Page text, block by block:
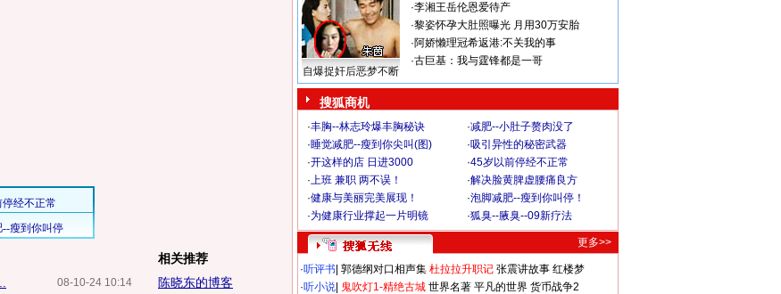
08-10-24 10:14
相关推荐
陈晓东的博客
自爆捉奸后恶梦不断
·李湘王岳伦恩爱待产
·黎姿怀孕大肚照曝光 月用30万安胎
·阿娇懒理冠希返港:不关我的事
·古巨基：我与霆锋都是一哥
搜狐商机
·丰胸--林志玲爆丰胸秘诀 ·减肥--小肚子赘肉没了
·睡觉减肥--瘦到你尖叫(图) ·吸引异性的秘密武器
·开这样的店 日进3000 ·45岁以前停经不正常
·上班 兼职 两不误！ ·解决脸黄脾虚腰痛良方
·健康与美丽完美展现！ ·泡脚减肥--瘦到你叫停！
·为健康行业撑起一片明镜 ·狐臭--腋臭--09新疗法
更多>>
·听评书 郭德纲对口相声集 杜拉拉升职记 张震讲故事 红楼梦
·听小说 鬼吹灯1-精绝古城 世界名著 平凡的世界 货币战争2